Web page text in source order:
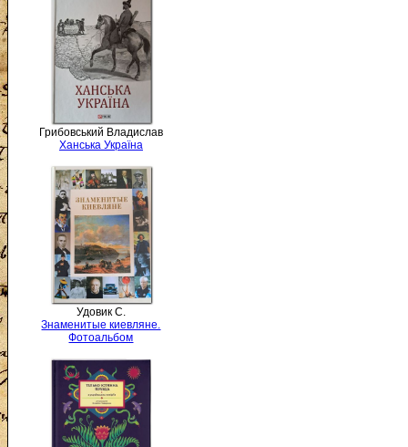
Грибовський Владислав
Ханська Україна
Удовик С.
Знаменитые киевляне.
Фотоальбом